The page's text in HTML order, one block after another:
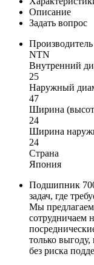
Описание
Задать вопрос
Производитель
NTN
Внутренний
25
Наружный
47
Ширина
24
Ширина
24
Страна
Япония
Подшипник
задач, где
Мы предлагаем
сотрудничаем
только
без риска